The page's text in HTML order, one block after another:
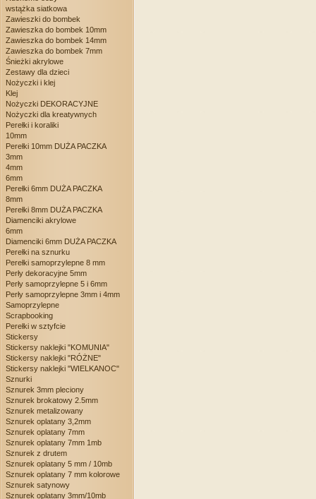
wstążka siatkowa
Zawieszki do bombek
Zawieszka do bombek 10mm
Zawieszka do bombek 14mm
Zawieszka do bombek 7mm
Śnieżki akrylowe
Zestawy dla dzieci
Nożyczki i klej
Klej
Nożyczki DEKORACYJNE
Nożyczki dla kreatywnych
Perełki i koraliki
10mm
Perełki 10mm DUŻA PACZKA
3mm
4mm
6mm
Perełki 6mm DUŻA PACZKA
8mm
Perełki 8mm DUŻA PACZKA
Diamenciki akrylowe
6mm
Diamenciki 6mm DUŻA PACZKA
Perełki na sznurku
Perełki samoprzylepne 8 mm
Perły dekoracyjne 5mm
Perły samoprzylepne 5 i 6mm
Perły samoprzylepne 3mm i 4mm
Samoprzylepne
Scrapbooking
Perełki w sztyfcie
Stickersy
Stickersy naklejki "KOMUNIA"
Stickersy naklejki "RÓŻNE"
Stickersy naklejki "WIELKANOC"
Sznurki
Sznurek 3mm pleciony
Sznurek brokatowy 2.5mm
Sznurek metalizowany
Sznurek oplatany 3,2mm
Sznurek oplatany 7mm
Sznurek oplatany 7mm 1mb
Sznurek z drutem
Sznurek oplatany 5 mm / 10mb
Sznurek oplatany 7 mm kolorowe
Sznurek satynowy
Sznurek oplatany 3mm/10mb